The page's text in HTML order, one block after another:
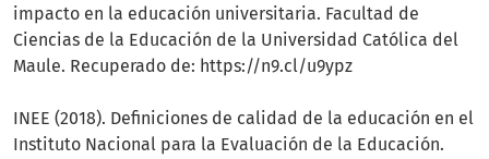
impacto en la educación universitaria. Facultad de
Ciencias de la Educación de la Universidad Católica del
Maule. Recuperado de: https://n9.cl/u9ypz
INEE (2018). Definiciones de calidad de la educación en el
Instituto Nacional para la Evaluación de la Educación.